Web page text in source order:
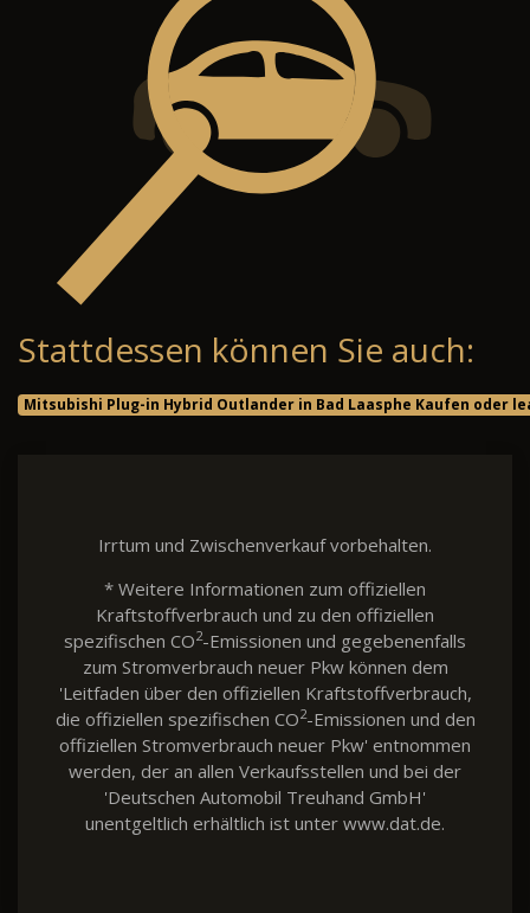
Stattdessen können Sie auch:
Mitsubishi Plug-in Hybrid Outlander in Bad Laasphe Kaufen oder
Irrtum und Zwischenverkauf vorbehalten.
* Weitere Informationen zum offiziellen
Kraftstoffverbrauch und zu den offiziellen
spezifischen CO2-Emissionen und gegebenenfalls
zum Stromverbrauch neuer Pkw können dem
'Leitfaden über den offiziellen Kraftstoffverbrauch,
die offiziellen spezifischen CO2-Emissionen und den
offiziellen Stromverbrauch neuer Pkw' entnommen
werden, der an allen Verkaufsstellen und bei der
'Deutschen Automobil Treuhand GmbH'
unentgeltlich erhältlich ist unter www.dat.de.